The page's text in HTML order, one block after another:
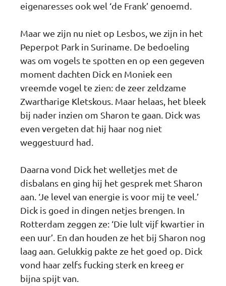
eigenaresses ook wel ‘de Frank’ genoemd.
Maar we zijn nu niet op Lesbos, we zijn in het
Peperpot Park in Suriname. De bedoeling
was om vogels te spotten en op een gegeven
moment dachten Dick en Moniek een
vreemde vogel te zien: de zeer zeldzame
Zwartharige Kletskous. Maar helaas, het bleek
bij nader inzien om Sharon te gaan. Dick was
even vergeten dat hij haar nog niet
weggestuurd had.
Daarna vond Dick het welletjes met de
disbalans en ging hij het gesprek met Sharon
aan. ‘Je level van energie is voor mij te veel.’
Dick is goed in dingen netjes brengen. In
Rotterdam zeggen ze: ‘Die lult vijf kwartier in
een uur’. En dan houden ze het bij Sharon nog
laag aan. Gelukkig pakte ze het goed op. Dick
vond haar zelfs fucking sterk en kreeg er
bijna spijt van.